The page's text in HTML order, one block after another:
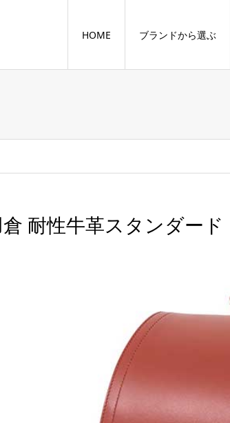
HOME ブランドから選ぶ
耐性牛革スタンダー